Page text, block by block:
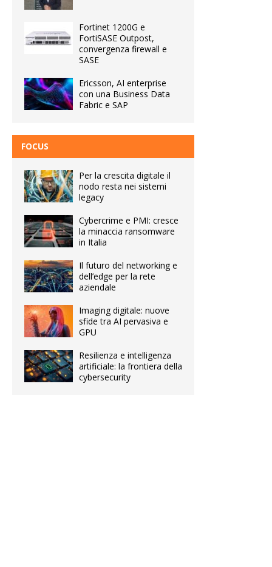
Fortinet 1200G e
FortiSASE Outpost,
convergenza firewall e
SASE
Ericsson, AI enterprise
con una Business Data
Fabric e SAP
FOCUS
Per la crescita digitale il
nodo resta nei sistemi
legacy
Cybercrime e PMI: cresce
la minaccia ransomware
in Italia
Il futuro del networking e
dell’edge per la rete
aziendale
Imaging digitale: nuove
sfide tra AI pervasiva e
GPU
Resilienza e intelligenza
artificiale: la frontiera della
cybersecurity